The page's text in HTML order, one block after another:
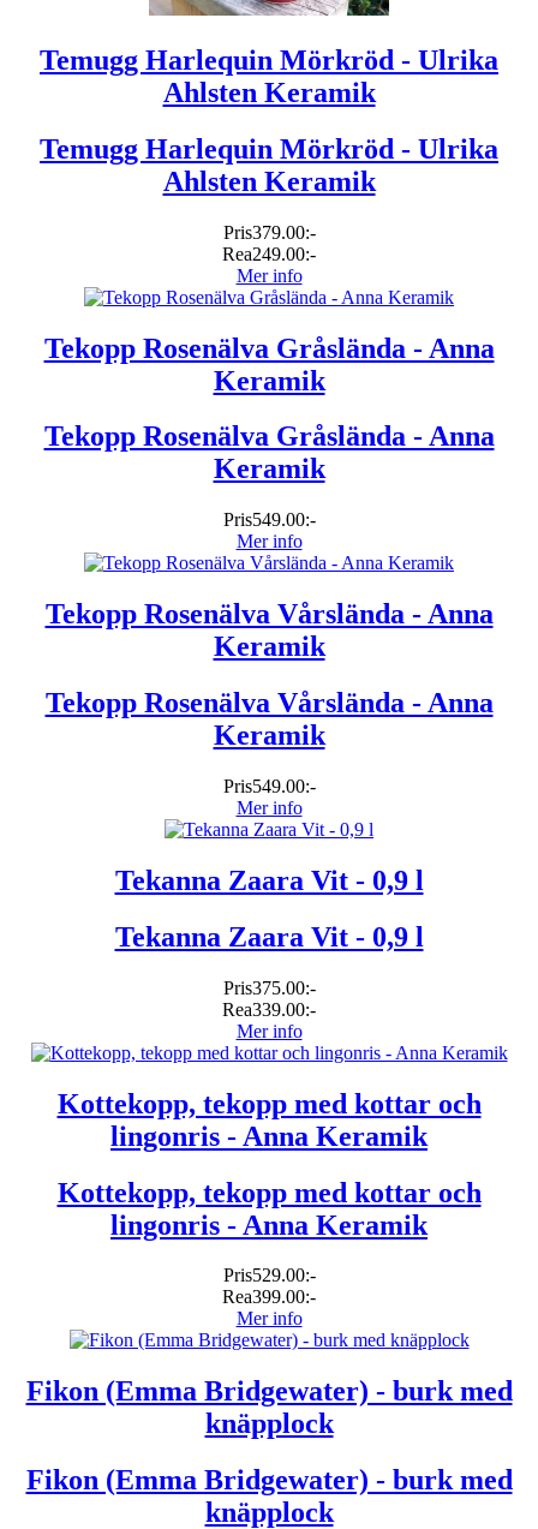
Temugg Harlequin Mörkröd - Ulrika
Ahlsten Keramik
Temugg Harlequin Mörkröd - Ulrika
Ahlsten Keramik
Pris379.00:-
Rea249.00:-
Mer info
Tekopp Rosenälva Gråslända - Anna
Keramik
Tekopp Rosenälva Gråslända - Anna
Keramik
Pris549.00:-
Mer info
Tekopp Rosenälva Vårslända - Anna
Keramik
Tekopp Rosenälva Vårslända - Anna
Keramik
Pris549.00:-
Mer info
Tekanna Zaara Vit - 0,9 l
Tekanna Zaara Vit - 0,9 l
Pris375.00:-
Rea339.00:-
Mer info
Kottekopp, tekopp med kottar och
lingonris - Anna Keramik
Kottekopp, tekopp med kottar och
lingonris - Anna Keramik
Pris529.00:-
Rea399.00:-
Mer info
Fikon (Emma Bridgewater) - burk med
knäpplock
Fikon (Emma Bridgewater) - burk med
knäpplock